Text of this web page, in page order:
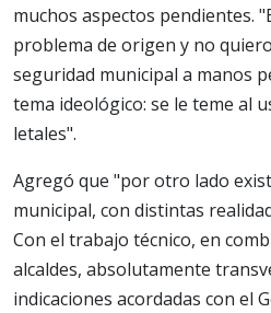
muchos aspectos pendientes.
problema de origen y no
seguridad municipal a manos
tema ideológico: se le teme al
letales".
Agregó que "por otro lado
municipal, con distintas
Con el trabajo técnico, en
alcaldes, absolutamente
indicaciones acordadas con el